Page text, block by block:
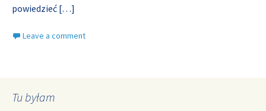
powiedzieć […]
Leave a comment
Tu byłam